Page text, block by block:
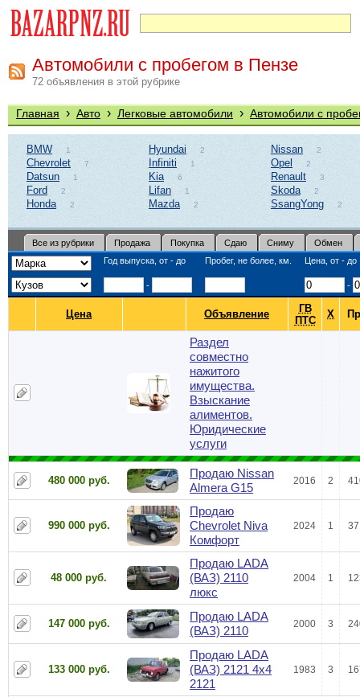
Автомобили с пробегом в Пензе
72 объявления в этой рубрике
Главная › Авто › Легковые автомобили › Автомобили с
BMW 1
Chevrolet 7
Datsun 1
Ford 2
Honda 2
Hyundai 2
Infiniti 1
Kia 6
Lifan 1
Mazda 2
Nissan 2
Opel 2
Renault 3
Skoda 2
SsangYong 2
Все из рубрики Продажа Покупка Сдаю Сниму
Обмен
Год выпуска, от - до
Пробег, не более, км. Цена, от - до
- -
Цена Объявление
ГВ
ПТС
Х
Раздел
совместно
нажитого
имущества.
Взыскание
алиментов.
Юридические
услуги
480 000 руб.
Продаю Nissan
Almera G15
2016 2
990 000 руб.
Продаю
Chevrolet Niva
Комфорт
2024 1
48 000 руб.
Продаю LADA
(ВАЗ) 2110
люкс
2004 1
147 000 руб.
Продаю LADA
(ВАЗ) 2110
2000 3
133 000 руб.
Продаю LADA
(ВАЗ) 2121 4x4
2121
1983 3